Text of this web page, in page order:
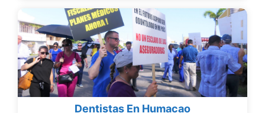
Dentistas En Humacao